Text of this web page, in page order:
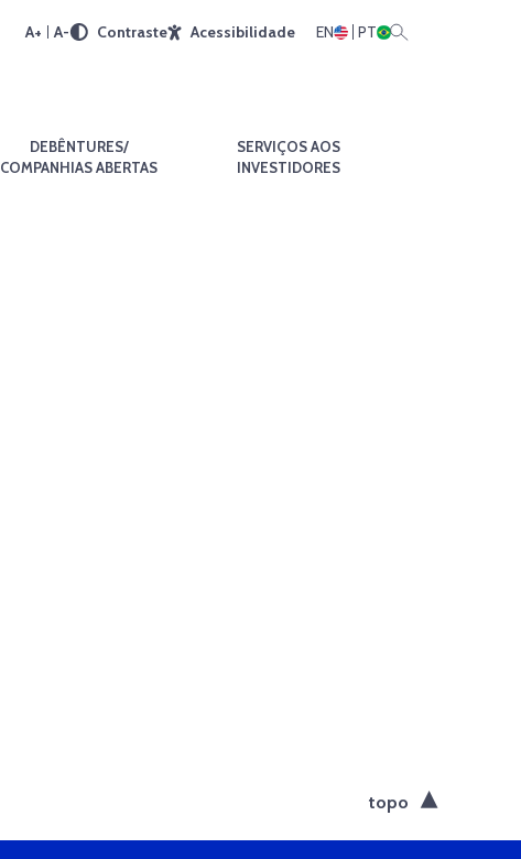
A+ A- Contraste Acessibilidade EN PT
DEBÊNTURES/
COMPANHIAS ABERTAS
SERVIÇOS AOS
INVESTIDORES
topo